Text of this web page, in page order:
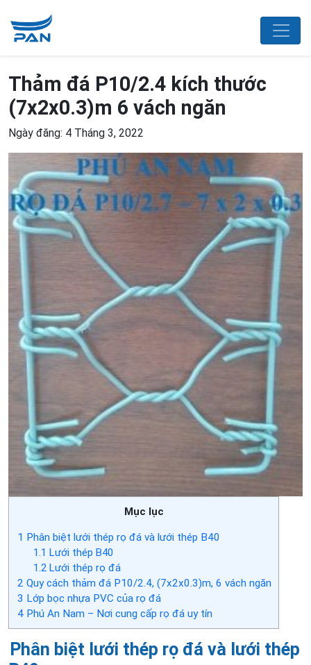
Thảm đá P10/2.4 kích thước
(7x2x0.3)m 6 vách ngăn
Ngày đăng: 4 Tháng 3, 2022
Mục lục
1 Phân biệt lưới thép rọ đá và lưới thép B40
1.1 Lưới thép B40
1.2Lưới thép rọ đá
2 Quy cách thảm đá P10/2.4, (7x2x0.3)m, 6 vách ngăn
3 Lớp bọc nhựa PVC của rọ đá
4 Phú An Nam – Nơi cung cấp rọ đá uy tín
Phân biệt lưới thép rọ đá và lưới thép